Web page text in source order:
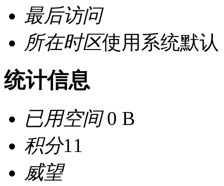
最后访问
所在时区使用系统默认
统计信息
已用空间0 B
积分11
威望